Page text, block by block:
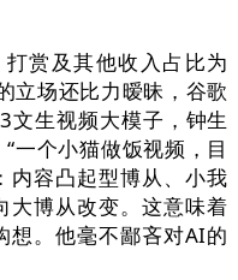
赏及其他收入占比为
立场还比力暧昧，谷歌
文生视频大模子，钟生
一个小猫做饭视频，目
内容凸起型博从、小我
大博从改变。这意味着
想。他毫不鄙吝对AI的